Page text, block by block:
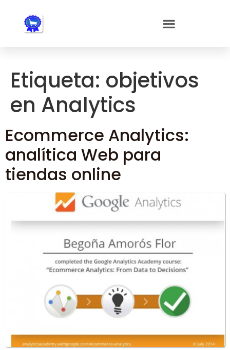
sistema
accesibilidad.
Etiqueta: objetivos
en Analytics
Ecommerce Analytics:
analítica Web para
tiendas online